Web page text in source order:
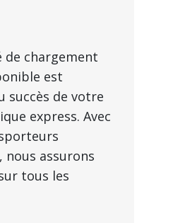
de chargement
est
succès de votre
express. Avec
assurons
tous les